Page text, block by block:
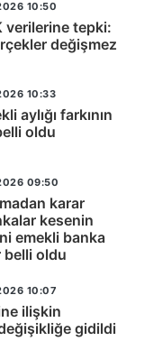
10:50
verilerine tepki:
değişmez
10:33
aylığı farkının
oldu
09:50
karar
kesenin
emekli banka
oldu
10:07
ilişkin
gidildi